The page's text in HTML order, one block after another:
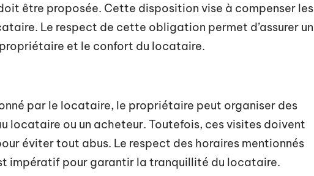
être proposée. Cette disposition vise à compenser les
Le respect de cette obligation permet d’assurer un
et le confort du locataire.
par le locataire, le propriétaire peut organiser des
locataire ou un acheteur. Toutefois, ces visites doivent
éviter tout abus. Le respect des horaires mentionnés
impératif pour garantir la tranquillité du locataire.